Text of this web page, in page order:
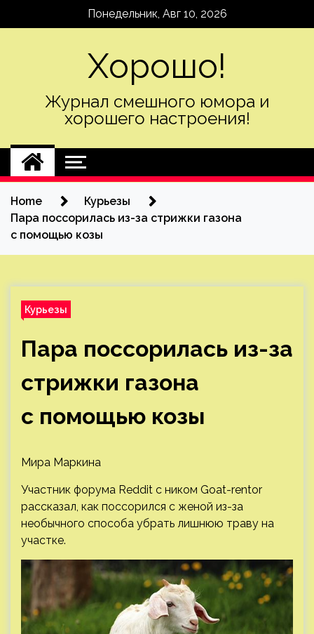
Понедельник, Авг 10, 2026
Хорошо!
Журнал смешного юмора и
хорошего настроения!
Home
Курьезы
Пара поссорилась из-за стрижки газона
с помощью козы
Курьезы
Пара поссорилась из-за
стрижки газона
с помощью козы
Мира Маркина
Участник форума Reddit с ником Goat-rentor
рассказал, как поссорился с женой из-за
необычного способа убрать лишнюю траву на
участке.